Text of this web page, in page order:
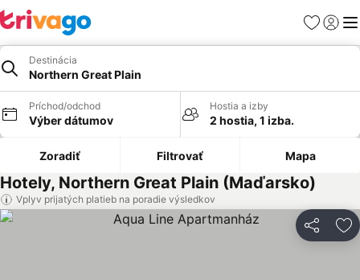
Obľúbené
Destinácia
Northern Great Plain
Príchod/odchod
Výber dátumov
Hostia a izby
2 hostia, 1 izba.
Zoradiť Filtrovať Mapa
Hotely, Northern Great Plain (Maďarsko)
Vplyv prijatých platieb na poradie výsledkov
Zdieľať